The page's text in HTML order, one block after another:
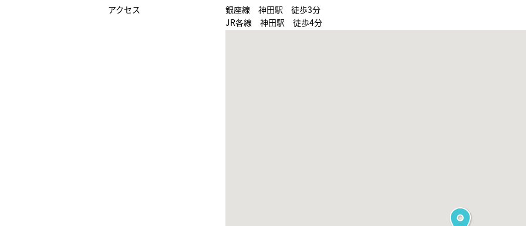
アクセス
銀座線 神田駅 徒歩3分
JR各線 神田駅 徒歩4分